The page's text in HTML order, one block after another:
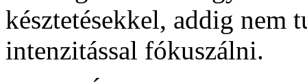
késztetésekkel, addig nem
intenzitással fókuszálni.